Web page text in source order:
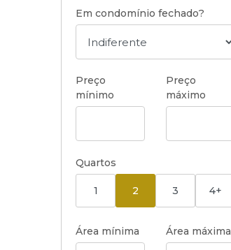
Em condomínio fechado?
Preço
mínimo
Preço
máximo
Quartos
1 2 3 4+
Área mínima Área máxima